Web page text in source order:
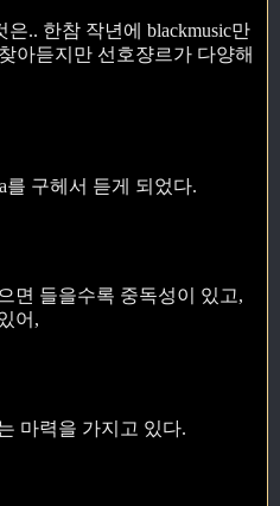
.. 한참 작년에 blackmusic만
아듣지만 선호쟝르가 다양해
구헤서 듣게 되었다.
면 들을수록 중독성이 있고,
어,
마력을 가지고 있다.